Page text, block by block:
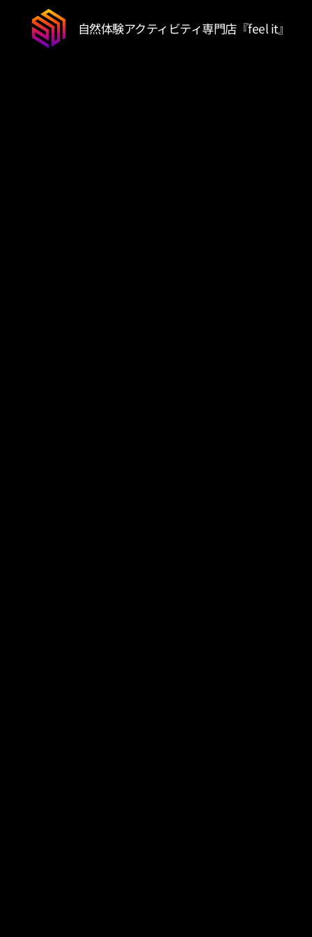
自然体験アクティビティ専門店『feel it』